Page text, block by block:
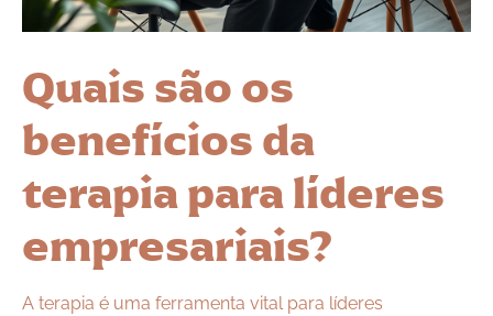
Quais são os
benefícios da
terapia para líderes
empresariais?
A terapia é uma ferramenta vital para líderes